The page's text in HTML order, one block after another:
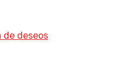
de deseos